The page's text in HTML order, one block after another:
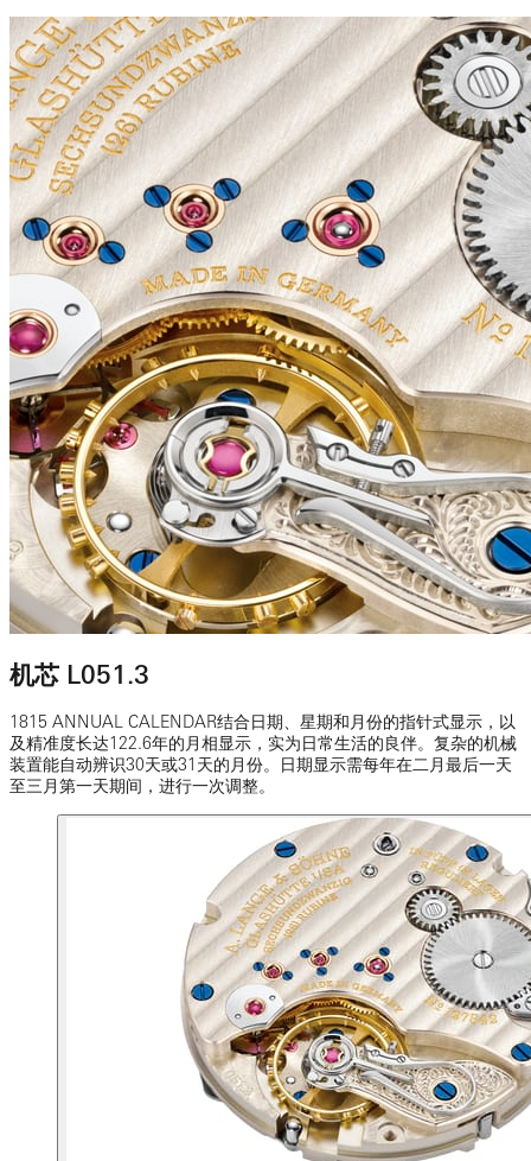
机芯 L051.3
1815 ANNUAL CALENDAR结合日期、星期和月份的指针式显示，以
及精准度长达122.6年的月相显示，实为日常生活的良伴。复杂的机械
装置能自动辨识30天或31天的月份。日期显示需每年在二月最后一天
至三月第一天期间，进行一次调整。